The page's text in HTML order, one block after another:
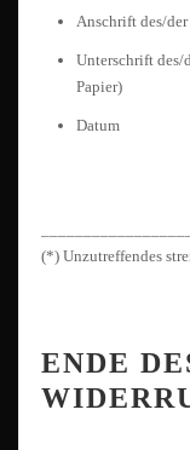
Anschrift des/der
Unterschrift des/
Papier)
Datum
(*) Unzutreffendes
ENDE